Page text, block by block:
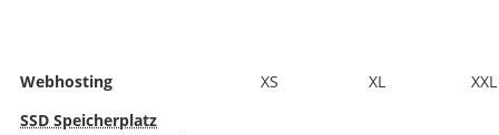
Webhosting XS XL
XXL
SSD Speicherplatz